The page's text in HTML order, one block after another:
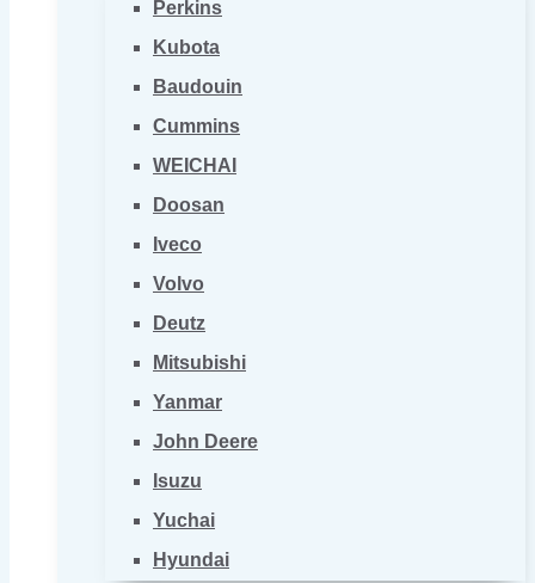
Perkins
Kubota
Baudouin
Cummins
WEICHAI
Doosan
Iveco
Volvo
Deutz
Mitsubishi
Yanmar
John Deere
Isuzu
Yuchai
Hyundai